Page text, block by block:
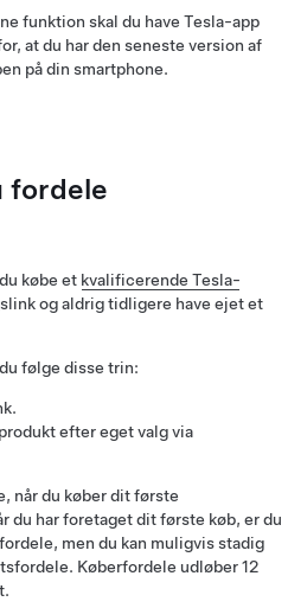
funktion skal du have Tesla-app
at du har den seneste version af
på din smartphone.
fordele
købe et kvalificerende Tesla-
og aldrig tidligere have ejet et
følge disse trin:
efter eget valg via
når du køber dit første
du har foretaget dit første køb, er du
men du kan muligvis stadig
Køberfordele udløber 12